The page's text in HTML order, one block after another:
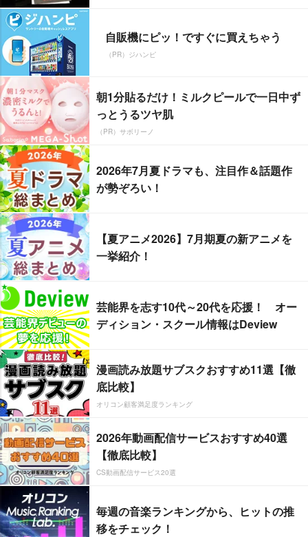
自販機にピッ！ですぐに買えちゃう
（PR）ジハンピ
朝1分貼るだけ！ミルクピールで一日中ず
っとうるツヤ肌
（PR）サボリーノ
2026年7月夏ドラマも、注目作＆話題作
が勢ぞろい！
【夏アニメ2026】7月期夏の新アニメを
一挙紹介！
芸能界を志す10代～20代を応援！ オー
ディション・スクール情報はDeview
漫画読み放題サブスクおすすめ11選【徹
底比較】
オリコン顧客満足度ランキング
2026年動画配信サービスおすすめ40選
【徹底比較】
CS動画配信サービス20選
毎週の音楽ランキングから、ヒットの推
移をチェック！